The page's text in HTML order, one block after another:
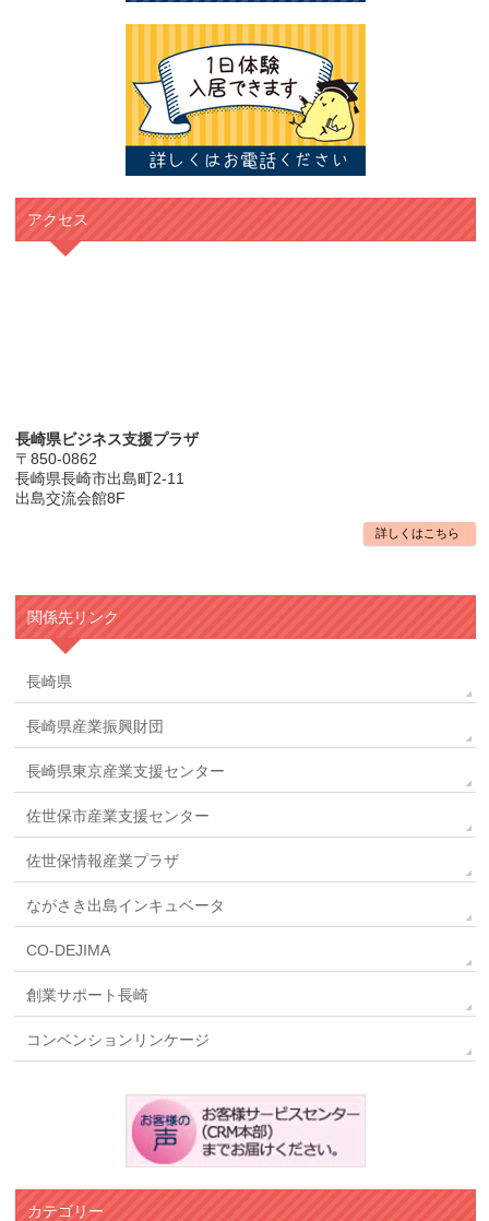
アクセス
長崎県ビジネス支援プラザ
〒850-0862
長崎県長崎市出島町2-11
出島交流会館8F
詳しくはこちら
関係先リンク
長崎県
長崎県産業振興財団
長崎県東京産業支援センター
佐世保市産業支援センター
佐世保情報産業プラザ
ながさき出島インキュベータ
CO-DEJIMA
創業サポート長崎
コンベンションリンケージ
カテゴリー